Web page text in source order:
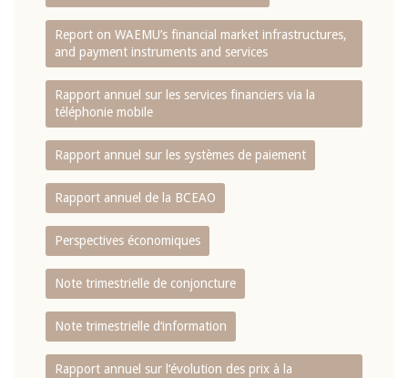
Report on WAEMU’s financial market infrastructures,
and payment instruments and services
Rapport annuel sur les services financiers via la
téléphonie mobile
Rapport annuel sur les systèmes de paiement
Rapport annuel de la BCEAO
Perspectives économiques
Note trimestrielle de conjoncture
Note trimestrielle d‘information
Rapport annuel sur l‘évolution des prix à la